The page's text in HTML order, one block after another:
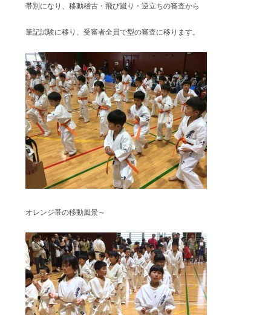
帯別になり、移動稽古・飛び蹴り・逆立ちの審査から
筆記試験に移り、受審者全員で型の審査に移ります。
オレンジ帯の移動風景～